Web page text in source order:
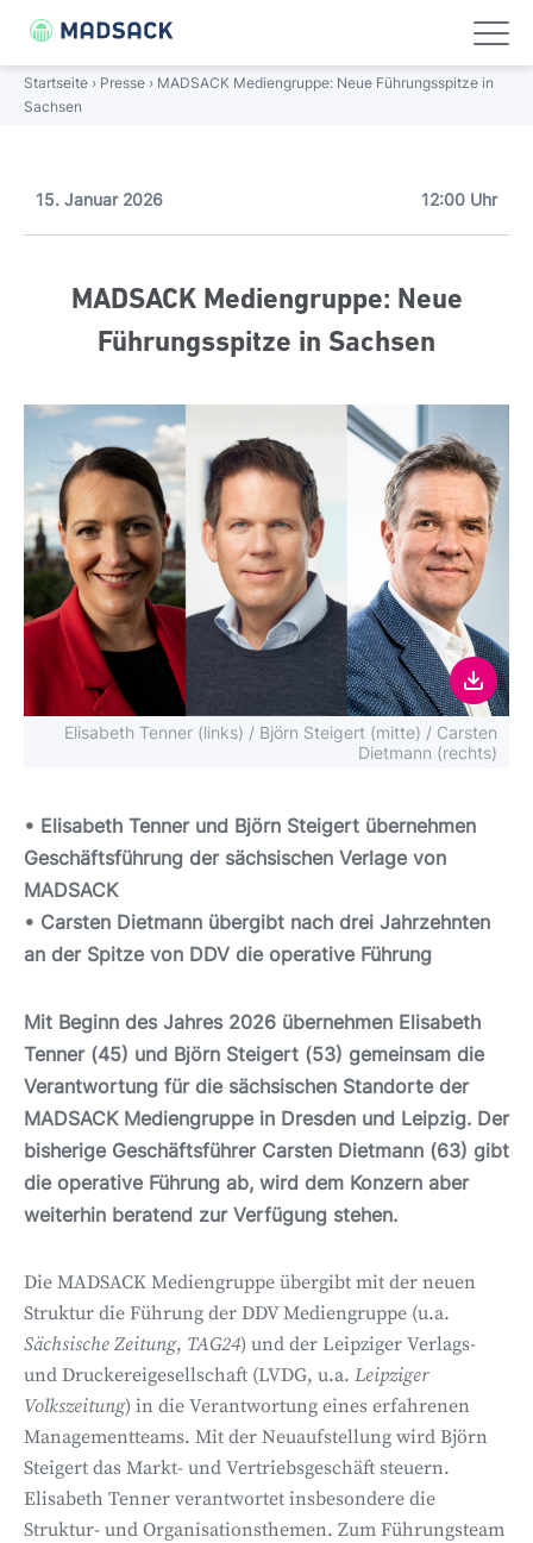
Startseite › Presse › MADSACK Mediengruppe: Neue Führungsspitze in
Sachsen
15. Januar 2026 12:00 Uhr
MADSACK Mediengruppe: Neue
Führungsspitze in Sachsen
Elisabeth Tenner (links) / Björn Steigert (mitte) / Carsten
Dietmann (rechts)
• Elisabeth Tenner und Björn Steigert übernehmen
Geschäftsführung der sächsischen Verlage von
MADSACK
• Carsten Dietmann übergibt nach drei Jahrzehnten
an der Spitze von DDV die operative Führung
Mit Beginn des Jahres 2026 übernehmen Elisabeth
Tenner (45) und Björn Steigert (53) gemeinsam die
Verantwortung für die sächsischen Standorte der
MADSACK Mediengruppe in Dresden und Leipzig. Der
bisherige Geschäftsführer Carsten Dietmann (63) gibt
die operative Führung ab, wird dem Konzern aber
weiterhin beratend zur Verfügung stehen.
Die MADSACK Mediengruppe übergibt mit der neuen
Struktur die Führung der DDV Mediengruppe (u.a.
Sächsische Zeitung, TAG24) und der Leipziger Verlags-
und Druckereigesellschaft (LVDG, u.a. Leipziger
Volkszeitung) in die Verantwortung eines erfahrenen
Managementteams. Mit der Neuaufstellung wird Björn
Steigert das Markt- und Vertriebsgeschäft steuern.
Elisabeth Tenner verantwortet insbesondere die
Struktur- und Organisationsthemen. Zum Führungsteam
UNTERNEHMEN
Unternehmen
ÜBER UNS
Über uns
Wissenswertes
Management
Verantwortung
Standorte
PORTFOLIO
Portfolio
Digitale Weitsicht
Nationale Größe
Gebündelte Kompetenz
Presse
PRESSE
Presse
Presse-Bilder
Linkedin